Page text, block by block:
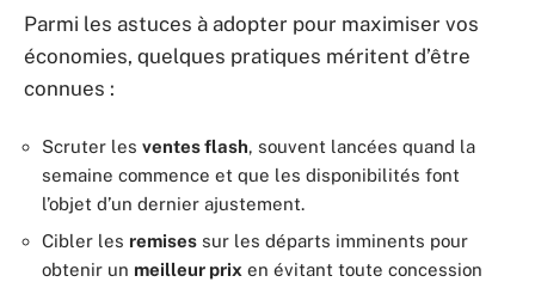
Parmi les astuces à adopter pour maximiser vos
économies, quelques pratiques méritent d’être
connues :
Scruter les ventes flash, souvent lancées quand la
semaine commence et que les disponibilités font
l’objet d’un dernier ajustement.
Cibler les remises sur les départs imminents pour
obtenir un meilleur prix en évitant toute concession